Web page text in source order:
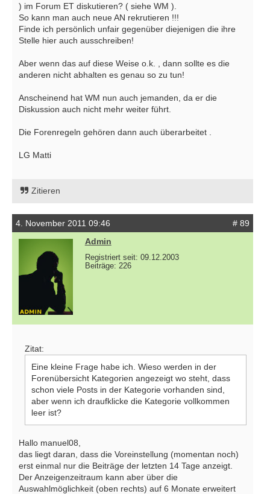
) im Forum ET diskutieren? ( siehe WM ).
So kann man auch neue AN rekrutieren !!!
Finde ich persönlich unfair gegenüber diejenigen die ihre
Stelle hier auch ausschreiben!
Aber wenn das auf diese Weise o.k. , dann sollte es die
anderen nicht abhalten es genau so zu tun!
Anscheinend hat WM nun auch jemanden, da er die
Diskussion auch nicht mehr weiter führt.
Die Forenregeln gehören dann auch überarbeitet .
LG Matti
Zitieren
4. November 2011 09:46
# 89
Admin
Registriert seit: 09.12.2003
Beiträge: 226
Zitat:
Eine kleine Frage habe ich. Wieso werden in der
Forenübersicht Kategorien angezeigt wo steht, dass
schon viele Posts in der Kategorie vorhanden sind,
aber wenn ich draufklicke die Kategorie vollkommen
leer ist?
Hallo manuel08,
das liegt daran, dass die Voreinstellung (momentan noch)
erst einmal nur die Beiträge der letzten 14 Tage anzeigt.
Der Anzeigenzeitraum kann aber über die
Auswahlmöglichkeit (oben rechts) auf 6 Monate erweitert